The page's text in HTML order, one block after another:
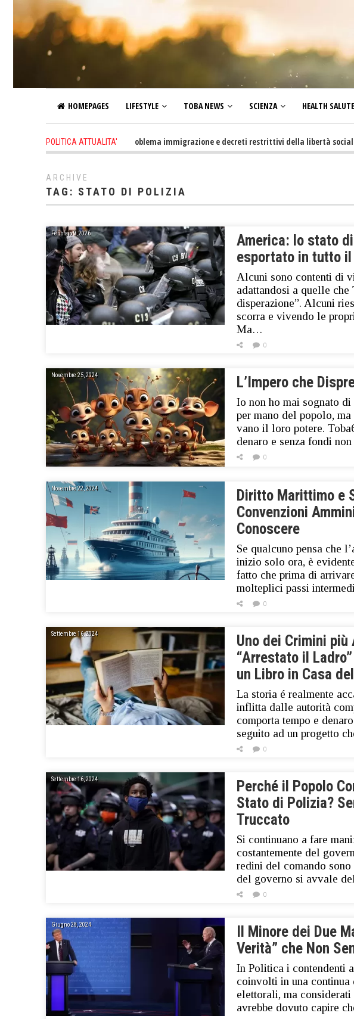
HOMEPAGES LIFESTYLE TOBA NEWS SCIENZA HEALTH SALUTE
POLITICA ATTUALITA'
2 days ago - Altro che problema immigrazione e decreti restrittivi della libertà sociale e
ARCHIVE
TAG: STATO DI POLIZIA
Febbraio 9, 2026
America: lo stato
esportato in tutto
Alcuni sono contenti di
adattandosi a quelle
disperazione”. Alcuni
scorra e vivendo le
Ma…
0
Novembre 25, 2024 L’Impero che
Io non ho mai sognato
per mano del popolo,
vano il loro potere.
denaro e senza fondi
0
Novembre 22, 2024
Diritto Marittimo e
Convenzioni
Conoscere
Se qualcuno pensa che
inizio solo ora, è
fatto che prima di
molteplici passi
0
Settembre 16, 2024
Uno dei Crimini
“Arrestato il
un Libro in Casa
La storia é realmente
inflitta dalle autorità
comporta tempo e
seguito ad un progetto
0
Settembre 16, 2024
Perché il Popolo
Stato di Polizia?
Truccato
Si continuano a fare
costantemente del
redini del comando
del governo si avvale
0
Giugno 28, 2024
Il Minore dei Due
Verità” che Non
In Politica i contendenti
coinvolti in una continua
elettorali, ma
avrebbe dovuto capire